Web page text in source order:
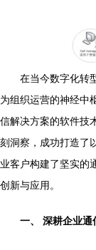
在当今数字化转
为组织运营的神经中
信解决方案的软件技
刻洞察，成功打造了
业客户构建了坚实的
创新与应用。
一、 深耕企业通